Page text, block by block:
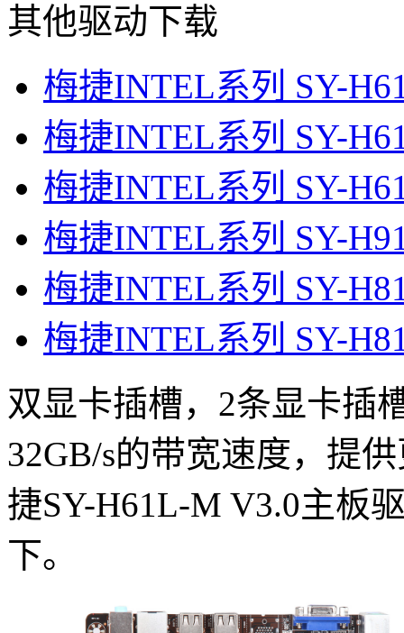
其他驱动下载
梅捷INTEL系列 SY-
梅捷INTEL系列 SY-
梅捷INTEL系列 SY-
梅捷INTEL系列 SY-
梅捷INTEL系列 SY-
梅捷INTEL系列 SY-
双显卡插槽，2条显卡插
32GB/s的带宽速度，提
捷SY-H61L-M V3.0主板
下。